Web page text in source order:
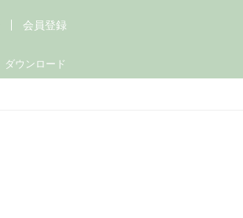
ダウンロード
会員登録